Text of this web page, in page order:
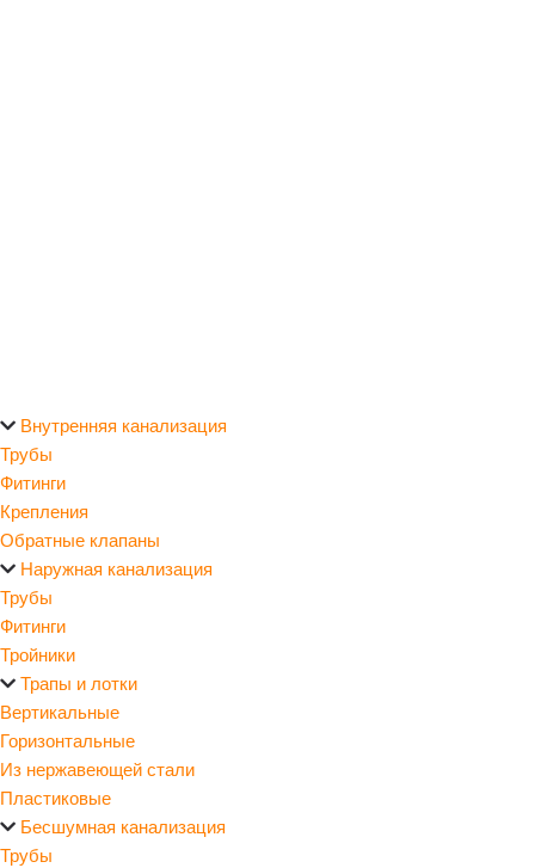
Внутренняя канализация
Трубы
Фитинги
Крепления
Обратные клапаны
Наружная канализация
Трубы
Фитинги
Тройники
Трапы и лотки
Вертикальные
Горизонтальные
Из нержавеющей стали
Пластиковые
Бесшумная канализация
Трубы